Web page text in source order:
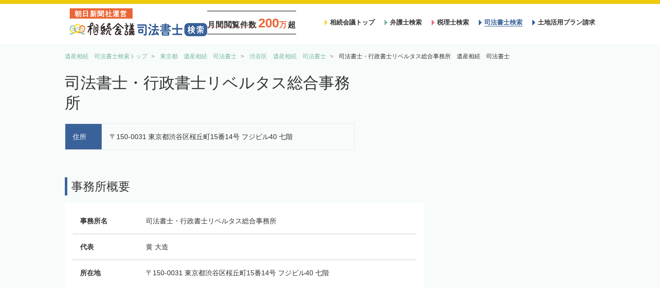
朝日新聞社運営
月間閲覧件数 200万超 相続会議トップ 弁護士検索 税理士検索 司法書士検索 土地活用プラン請求
遺産相続 司法書士検索トップ 東京都 遺産相続 司法書士 渋谷区 遺産相続 司法書士 司法書士・行政書士リベルタス総合事務所 遺産相続 司法書士
司法書士・行政書士リベルタス総合事務
所
住所 〒150-0031 東京都渋谷区桜丘町15番14号 フジビル40 七階
事務所概要
事務所名 司法書士・行政書士リベルタス総合事務所
代表 黄 大造
所在地 〒150-0031 東京都渋谷区桜丘町15番14号 フジビル40 七階